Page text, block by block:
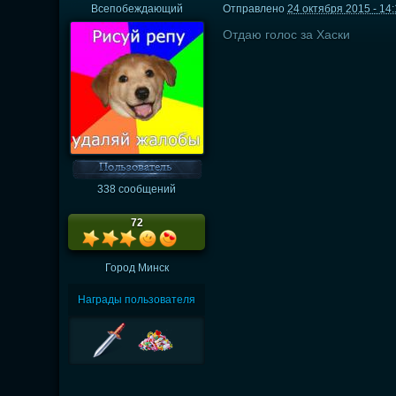
Всепобеждающий
338 сообщений
72
Город Минск
Награды пользователя
Отправлено24 октября 2015 -
Отдаю голос за Хаски